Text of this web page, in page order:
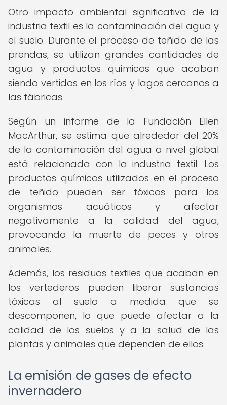
Otro impacto ambiental significativo de la
industria textil es la contaminación del agua y
el suelo. Durante el proceso de teñido de las
prendas, se utilizan grandes cantidades de
agua y productos químicos que acaban
siendo vertidos en los ríos y lagos cercanos a
las fábricas.
Según un informe de la Fundación Ellen
MacArthur, se estima que alrededor del 20%
de la contaminación del agua a nivel global
está relacionada con la industria textil. Los
productos químicos utilizados en el proceso
de teñido pueden ser tóxicos para los
organismos acuáticos y afectar
negativamente a la calidad del agua,
provocando la muerte de peces y otros
animales.
Además, los residuos textiles que acaban en
los vertederos pueden liberar sustancias
tóxicas al suelo a medida que se
descomponen, lo que puede afectar a la
calidad de los suelos y a la salud de las
plantas y animales que dependen de ellos.
La emisión de gases de efecto
invernadero